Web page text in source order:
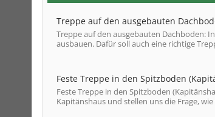
Treppe auf den ausgebauten
Treppe auf den ausgebauten Dachboden:
ausbauen. Dafür soll auch eine richtige
Feste Treppe in den Spitzboden
Feste Treppe in den Spitzboden
Kapitänshaus und stellen uns die Frage,